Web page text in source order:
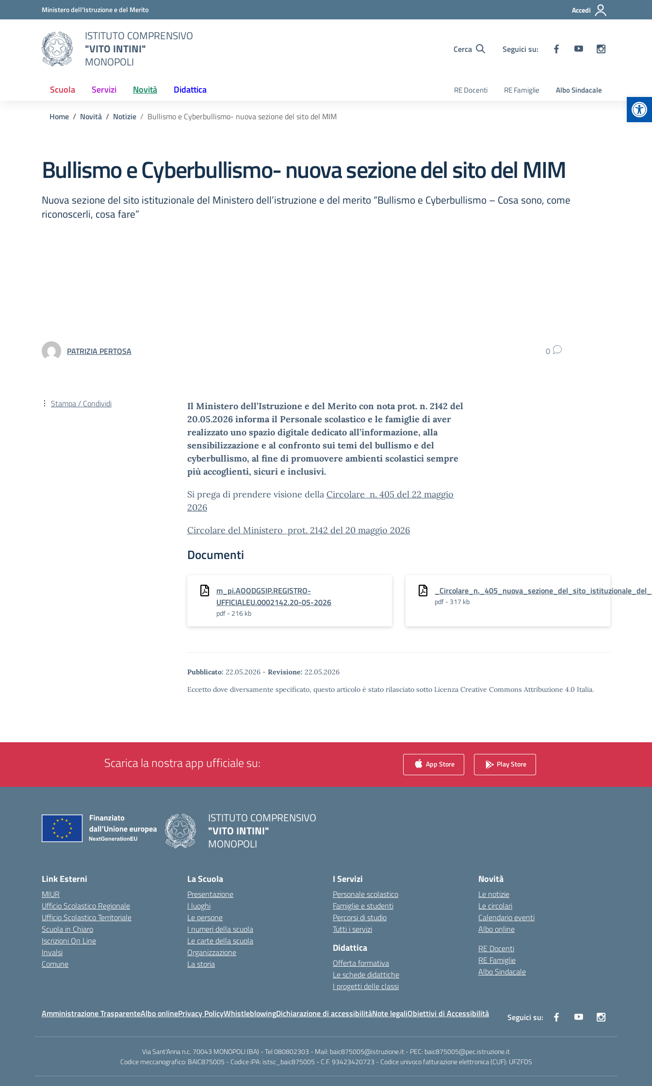
Vai ai contenuti
Vai al menu di navigazioneMinistero dell'Istruzione e del Merito Accedi
ISTITUTO COMPRENSIVO
"VITO INTINI"
MONOPOLI
Cerca Seguici su:
Scuola Servizi Novità Didattica RE Docenti RE Famiglie Albo Sindacale
Home Novità Notizie Bullismo e Cyberbullismo- nuova sezione del sito del MIM
Bullismo e Cyberbullismo- nuova sezione del sito del MIM
Nuova sezione del sito istituzionale del Ministero dell’istruzione e del merito “Bullismo e Cyberbullismo – Cosa sono, come
riconoscerli, cosa fare”
PATRIZIA PERTOSA 0
Il Ministero dell’Istruzione e del Merito con nota prot. n. 2142 del
20.05.2026 informail Personale scolastico e le famiglie di aver
realizzato uno spazio digitale dedicato all’informazione, alla
sensibilizzazione e al confronto sui temi del bullismo e del
cyberbullismo, al fine di promuovere ambienti scolastici sempre
più accoglienti, sicuri e inclusivi.
Si prega di prendere visione della Circolare n. 405 del 22 maggio
2026
Circolare del Ministero prot. 2142 del 20 maggio 2026
Documenti
m_pi.AOODGSIP.REGISTRO-
UFFICIALEU.0002142.20-05-2026
pdf - 216 kb
pdf - 317 kb
Pubblicato: 22.05.2026 - Revisione: 22.05.2026
Eccetto dove diversamente specificato, questo articolo è stato rilasciato sotto Licenza Creative Commons Attribuzione 4.0 Italia.
Stampa / Condividi
Scarica la nostra app ufficiale su: App Store Play Store
ISTITUTO COMPRENSIVO
"VITO INTINI"
MONOPOLI
Link Esterni
MIUR
Ufficio Scolastico Regionale
Ufficio Scolastico Territoriale
Scuola in Chiaro
Iscrizioni On Line
Invalsi
Comune
La Scuola
Presentazione
I luoghi
Le persone
I numeri della scuola
Le carte della scuola
Organizzazione
La storia
I Servizi
Personale scolastico
Famiglie e studenti
Percorsi di studio
Tutti i servizi
Didattica
Offerta formativa
Le schede didattiche
I progetti delle classi
Novità
Le notizie
Le circolari
Calendario eventi
Albo online
RE Docenti
RE Famiglie
Albo Sindacale
Amministrazione TrasparenteAlbo onlinePrivacy PolicyWhistleblowingDichiarazione di accessibilitàNote legaliObiettivi di Accessibilità Seguici su:
Via Sant'Anna n.c. 70043 MONOPOLI (BA) - Tel 080802303 - Mail: baic875005@istruzione.it - PEC: baic875005@pec.istruzione.it
Codice meccanografico: BAIC875005 - Codice iPA: istsc_baic875005 - C.F. 93423420723 - Codice univoco fatturazione elettronica (CUF): UFZFDS